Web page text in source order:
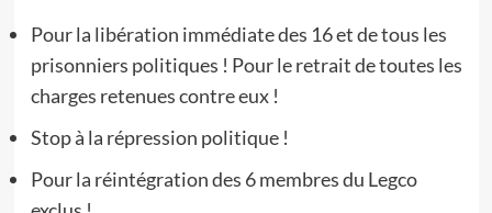
Pour la libération immédiate des 16 et de tous les
prisonniers politiques ! Pour le retrait de toutes les
charges retenues contre eux !
Stop à la répression politique !
Pour la réintégration des 6 membres du Legco